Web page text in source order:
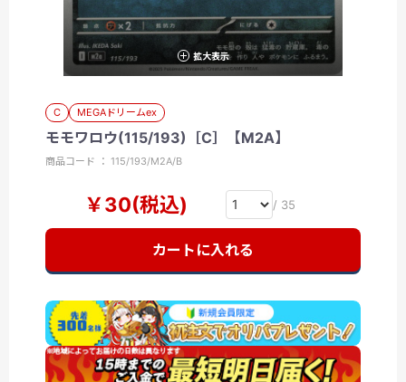
拡大表示
C MEGAドリームex
モモワロウ(115/193)［C］【M2A】
商品コード ： 115/193/M2A/B
￥30(税込) / 35
カートに入れる